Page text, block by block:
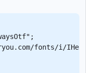
fonts/i/